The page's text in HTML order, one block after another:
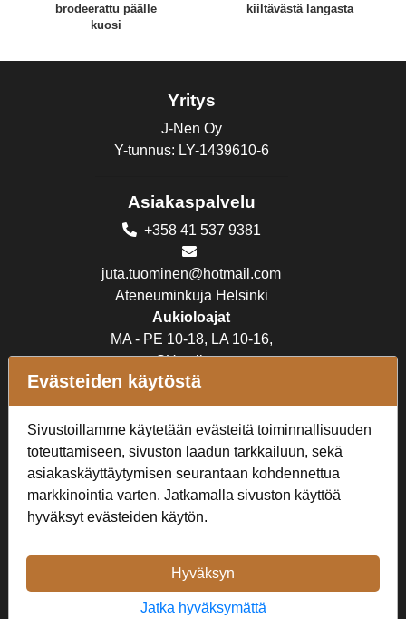
brodeerattu päälle
kuosi
kiiltävästä langasta
Yritys
J-Nen Oy
Y-tunnus: LY-1439610-6
Asiakaspalvelu
+358 41 537 9381
juta.tuominen@hotmail.com
Ateneuminkuja Helsinki
Aukioloajat
MA - PE 10-18, LA 10-16,
SU suljettu
Verkkokauppa
Tilaus- ja toimitusehdot
Seuraa Meitä
Evästeiden käytöstä
Sivustoillamme käytetään evästeitä toiminnallisuuden
toteuttamiseen, sivuston laadun tarkkailuun, sekä
asiakaskäyttäytymisen seurantaan kohdennettua
markkinointia varten. Jatkamalla sivuston käyttöä
hyväksyt evästeiden käytön.
Hyväksyn
Jatka hyväksymättä